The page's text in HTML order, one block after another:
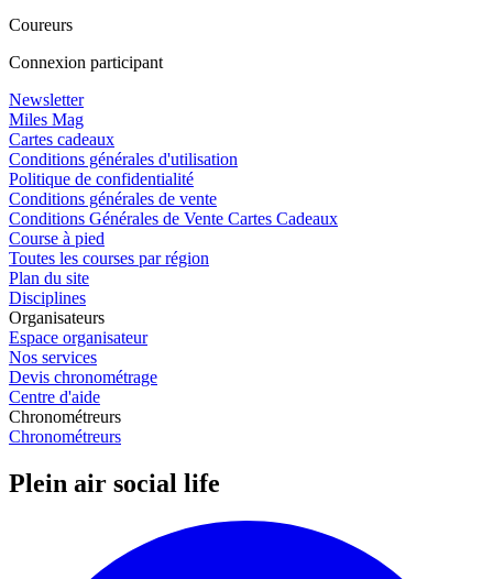
Coureurs
Connexion participant
Newsletter
Miles Mag
Cartes cadeaux
Conditions générales d'utilisation
Politique de confidentialité
Conditions générales de vente
Conditions Générales de Vente Cartes Cadeaux
Course à pied
Toutes les courses par région
Plan du site
Disciplines
Organisateurs
Espace organisateur
Nos services
Devis chronométrage
Centre d'aide
Chronométreurs
Chronométreurs
Plein air social life